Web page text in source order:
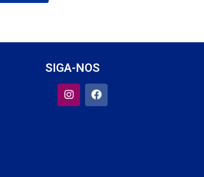
SIGA-NOS